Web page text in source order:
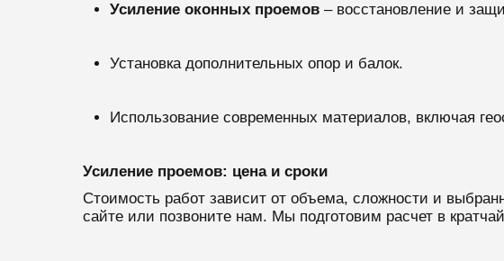
Усиление оконных проемов – восстановление и
Установка дополнительных опор и балок.
Использование современных материалов, включая
Усиление проемов: цена и сроки
Стоимость работ зависит от объема, сложности и
сайте или позвоните нам. Мы подготовим расчет в